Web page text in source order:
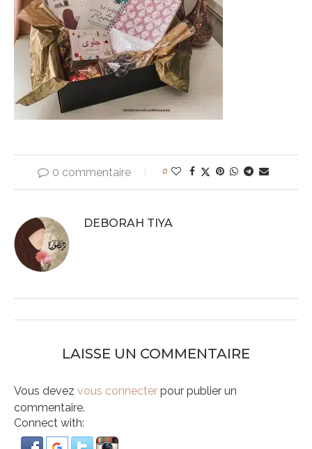
0 commentaire 0
DEBORAH TIYA
LAISSE UN COMMENTAIRE
Vous devez vous connecter pour publier un
commentaire.
Connect with: